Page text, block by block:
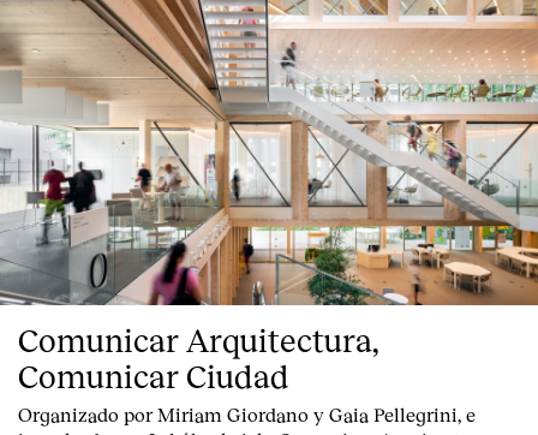
Comunicar Arquitectura,
Comunicar Ciudad
Organizado por Miriam Giordano y Gaia Pellegrini, e